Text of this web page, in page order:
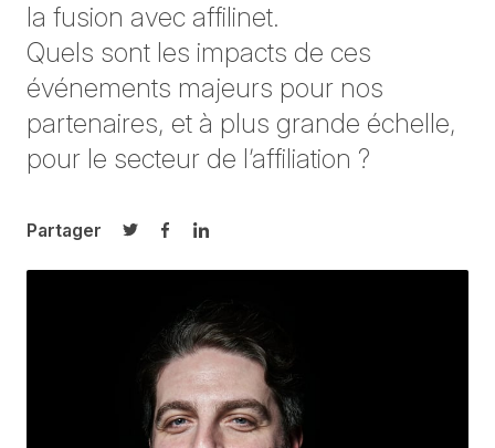
la fusion avec affilinet.
Quels sont les impacts de ces
événements majeurs pour nos
partenaires, et à plus grande échelle,
pour le secteur de l’affiliation ?
Partager
Partager sur Twitter
Partager sur Facebook
Partager sur LinkedIn